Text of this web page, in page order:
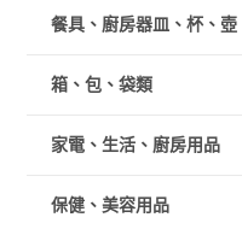
餐具、廚房器皿、杯、壺
箱、包、袋類
家電、生活、廚房用品
保健、美容用品